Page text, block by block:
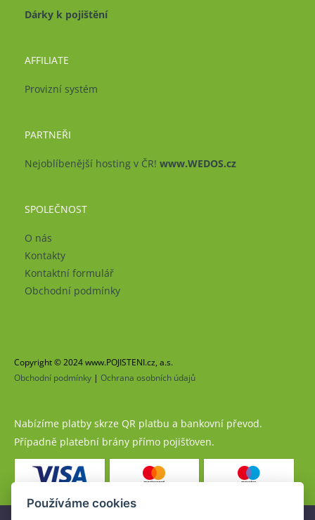
Dárky k pojištění
AFFILIATE
Provizní systém
PARTNEŘI
Nejoblíbenější hosting v ČR! www.WEDOS.cz
SPOLEČNOST
O nás
Kontakty
Kontaktní formulář
Obchodní podmínky
Copyright © 2024 www.POJISTENI.cz, a.s.
Obchodní podmínky | Ochrana osobních údajů
Nabízíme platby skrze QR platbu a bankovní převod.
Případně platební brány přímo pojišťoven.
Používáme cookies